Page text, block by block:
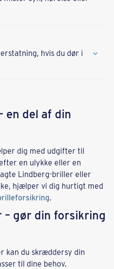
hvis du dør i
en del af din
dig med udgifter til
en ulykke eller en
Lindberg-briller eller
hjælper vi dig hurtigt med
.
gør din forsikring
kan du skræddersy din
til dine behov.